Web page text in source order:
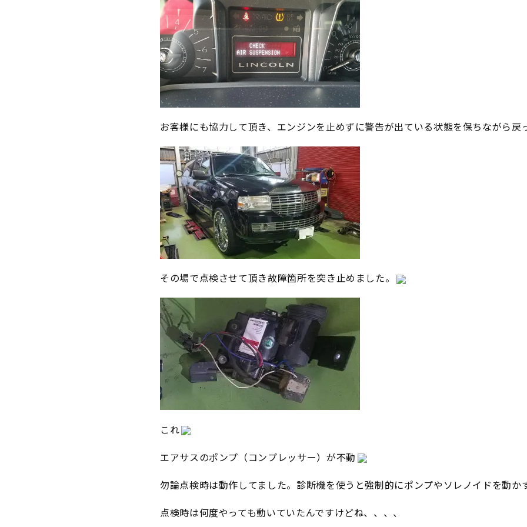
お客様にも協力して頂き、エンジンを止めずに警告が出ている状態を保ちながら戻
その場で点検させて頂き故障箇所を突き止めました。
これ
エアサスのポンプ（コンプレッサー）が不動
勿論点検時は動作してました。診断機を使うと強制的にポンプやソレノイドを動か
点検時は何度やっても動いていたんですけどね、、、、